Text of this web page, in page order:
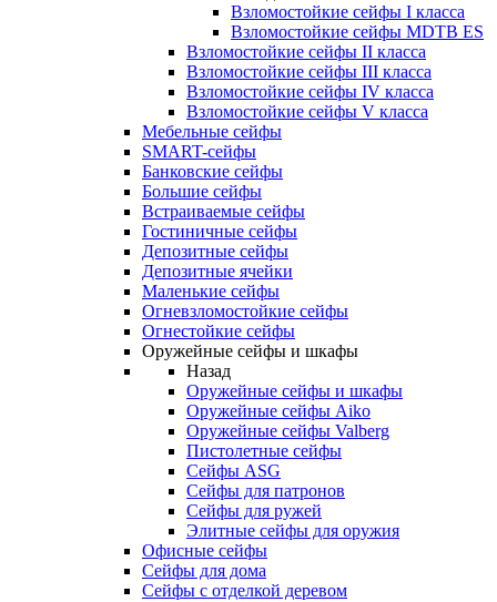
Взломостойкие сейфы I класса
Взломостойкие сейфы MDTB ES
Взломостойкие сейфы II класса
Взломостойкие сейфы III класса
Взломостойкие сейфы IV класса
Взломостойкие сейфы V класса
Мебельные сейфы
SMART-сейфы
Банковские сейфы
Большие сейфы
Встраиваемые сейфы
Гостиничные сейфы
Депозитные сейфы
Депозитные ячейки
Маленькие сейфы
Огневзломостойкие сейфы
Огнестойкие сейфы
Оружейные сейфы и шкафы
Назад
Оружейные сейфы и шкафы
Оружейные сейфы Aiko
Оружейные сейфы Valberg
Пистолетные сейфы
Сейфы ASG
Сейфы для патронов
Сейфы для ружей
Элитные сейфы для оружия
Офисные сейфы
Сейфы для дома
Сейфы с отделкой деревом